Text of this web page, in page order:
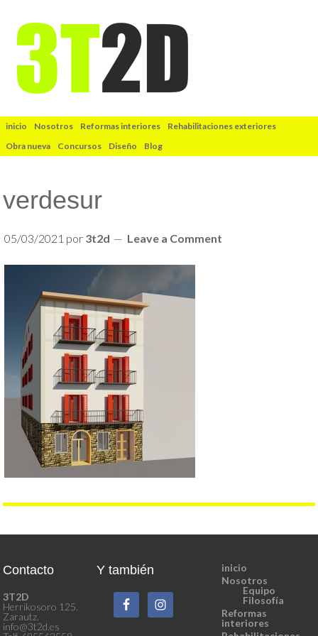
inicio Nosotros Reformas interiores
Rehabilitaciones exteriores
Obra nueva
Concursos Diseño Blog
verdesur
05/03/2021 por 3t2d Leave a Comment
Contacto
3T2D
Herrikosoro 125.
Zarautz.
info@3t2d.es
Y también
inicio
Nosotros
Equipo
Filosofía
Reformas
interiores